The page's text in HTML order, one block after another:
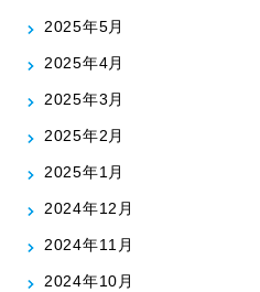
2025年5月
2025年4月
2025年3月
2025年2月
2025年1月
2024年12月
2024年11月
2024年10月